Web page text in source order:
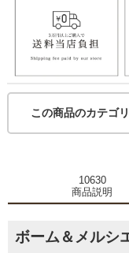
この商品のカテゴ
10630
商品説明
ボーム＆メルシ